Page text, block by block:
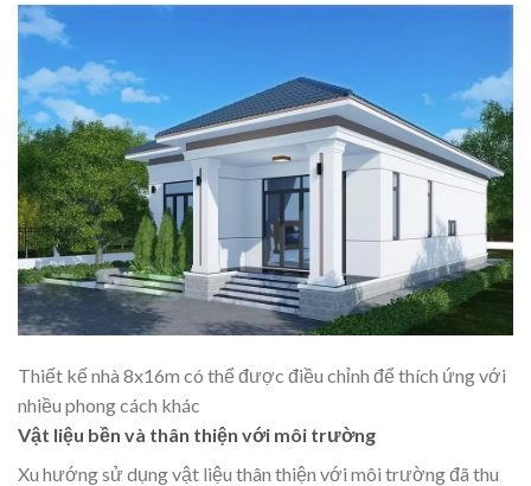
Thiết kế nhà 8x16m có thể được điều chỉnh để thích ứng với
nhiều phong cách khác
Vật liệu bền và thân thiện với môi trường
Xu hướng sử dụng vật liệu thân thiện với môi trường đã thu